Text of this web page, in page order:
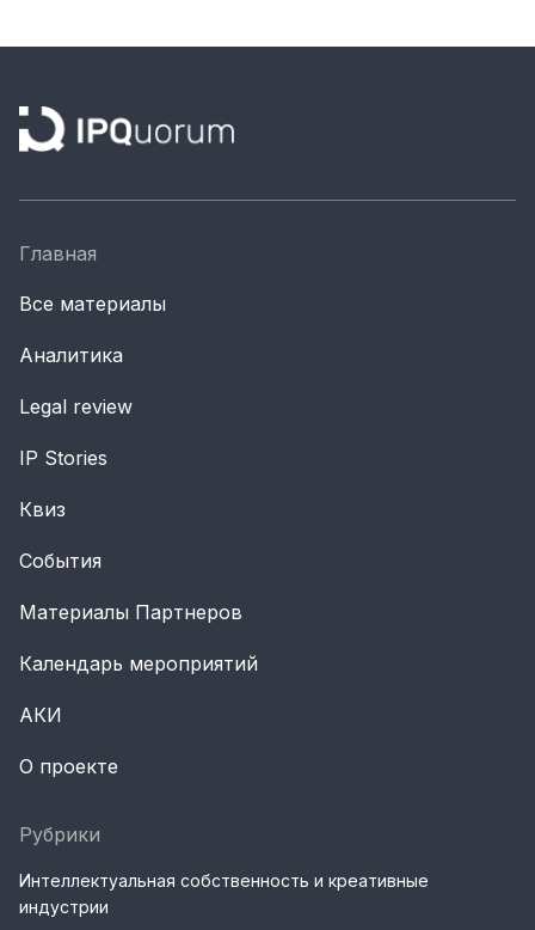
Главная
Все материалы
Аналитика
Legal review
IP Stories
Квиз
События
Материалы Партнеров
Календарь мероприятий
АКИ
О проекте
Рубрики
Интеллектуальная собственность и креативные
индустрии